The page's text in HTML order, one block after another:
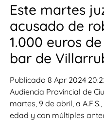
Este martes
acusado de
1.000 euros
bar de
Publicado 8 Apr 2024
Audiencia Provincial de
martes, 9 de abril, a
edad y con múltiples